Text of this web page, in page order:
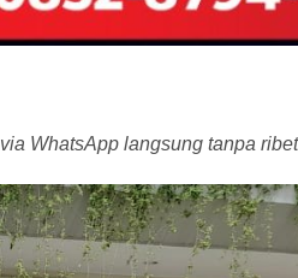
WhatsApp langsung tanpa ribet